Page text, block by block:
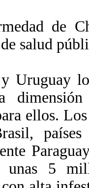
de
salud
Uruguay lo
ellos.
unas 5